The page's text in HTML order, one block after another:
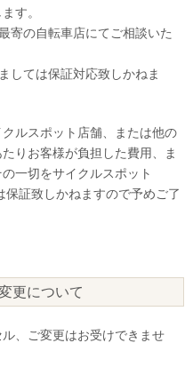
す。
寄の自転車店にてご相談いた
しては保証対応致しかねま
ルスポット店舗、または他の
りお客様が負担した費用、ま
一切をサイクルスポット
証致しかねますので予めご了
更について
、ご変更はお受けできませ